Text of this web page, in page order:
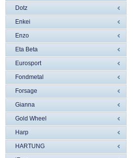
Dotz
Enkei
Enzo
Eta Beta
Eurosport
Fondmetal
Forsage
Gianna
Gold Wheel
Harp
HARTUNG